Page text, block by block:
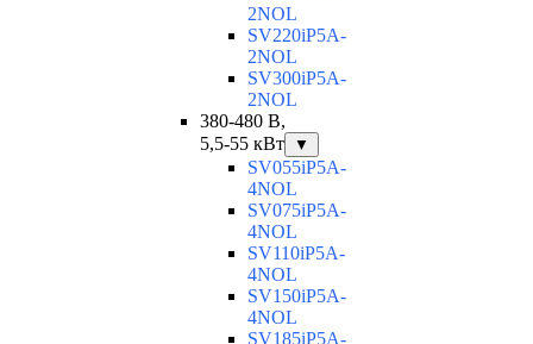
2NOL
SV220iP5A-
2NOL
SV300iP5A-
2NOL
380-480 В,
5,5-55 кВт
▼
SV055iP5A-
4NOL
SV075iP5A-
4NOL
SV110iP5A-
4NOL
SV150iP5A-
4NOL
SV185iP5A-